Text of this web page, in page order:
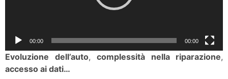
00:00 00:00
Evoluzione dell’auto, complessità nella riparazione,
accesso ai dati…